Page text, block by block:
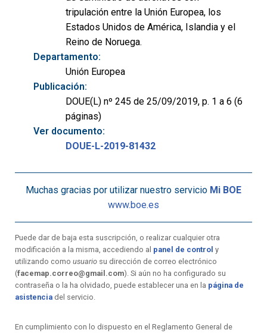
tripulación entre la Unión Europea, los
Estados Unidos de América, Islandia y el
Reino de Noruega.
Departamento:
Unión Europea
Publicación:
DOUE(L) nº 245 de 25/09/2019, p. 1 a 6 (6
páginas)
Ver documento:
DOUE-L-2019-81432
Muchas gracias por utilizar nuestro servicio Mi BOE
www.boe.es
Puede dar de baja esta suscripción, o realizar cualquier otra
modificación a la misma, accediendo al panel de control y
utilizando como usuario su dirección de correo electrónico
(facemap.correo@gmail.com). Si aún no ha configurado su
contraseña o la ha olvidado, puede establecer una en la página de
asistencia del servicio.
En cumplimiento con lo dispuesto en el Reglamento General de